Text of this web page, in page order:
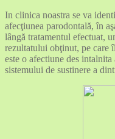
In clinica noastra se va
afecţiunea parodontală, în
lângă tratamentul efectuat,
rezultatului obţinut, pe care
este o afectiune des
sistemului de sustinere a